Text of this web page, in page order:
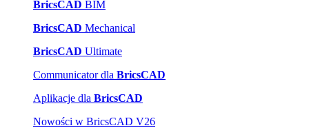
BricsCAD BIM
BricsCAD Mechanical
BricsCAD Ultimate
Communicator dla BricsCAD
Aplikacje dla BricsCAD
Nowości w BricsCAD V26